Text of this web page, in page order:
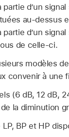
partie d’un
au-dessus
partie d’un
de celle-ci.
modèles
convenir à une
(6 dB, 12 dB,
la diminution
BP et HP